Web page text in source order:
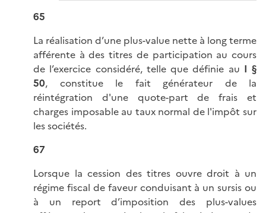
65
La réalisation d’une plus-value nette à long terme
afférente à des titres de participation au cours
de l’exercice considéré, telle que définie au I §
50, constitue le fait générateur de la
réintégration d'une quote-part de frais et
charges imposable au taux normal de l'impôt sur
les sociétés.
67
Lorsque la cession des titres ouvre droit à un
régime fiscal de faveur conduisant à un sursis ou
à un report d’imposition des plus-values